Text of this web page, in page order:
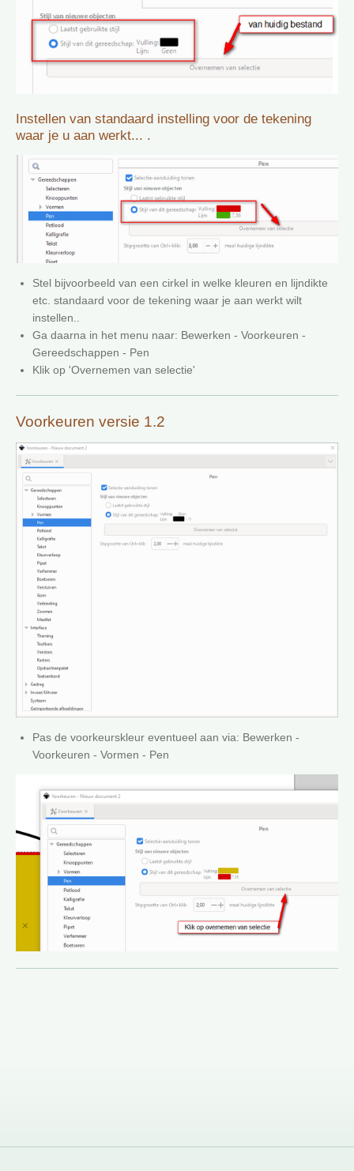
Instellen van standaard instelling voor de tekening
waar je u aan werkt... .
Stel bijvoorbeeld van een cirkel in welke kleuren en lijndikte
etc. standaard voor de tekening waar je aan werkt wilt
instellen..
Ga daarna in het menu naar: Bewerken - Voorkeuren -
Gereedschappen - Pen
Klik op 'Overnemen van selectie'
Voorkeuren versie 1.2
Pas de voorkeurskleur eventueel aan via: Bewerken -
Voorkeuren - Vormen - Pen